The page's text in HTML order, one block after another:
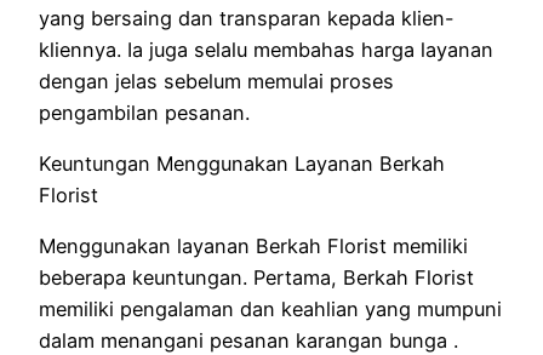
yang bersaing dan transparan kepada klien-
kliennya. Ia juga selalu membahas harga layanan
dengan jelas sebelum memulai proses
pengambilan pesanan.
Keuntungan Menggunakan Layanan Berkah
Florist
Menggunakan layanan Berkah Florist memiliki
beberapa keuntungan. Pertama, Berkah Florist
memiliki pengalaman dan keahlian yang mumpuni
dalam menangani pesanan karangan bunga .